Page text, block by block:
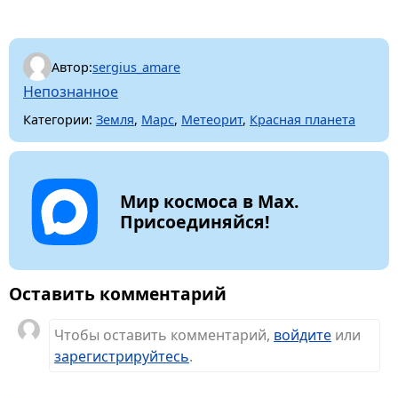
Автор:sergius_amare
Непознанное
Категории: Земля, Марс, Метеорит, Красная планета
Мир космоса в Max.
Присоединяйся!
Оставить комментарий
Чтобы оставить комментарий, войдите или
зарегистрируйтесь.